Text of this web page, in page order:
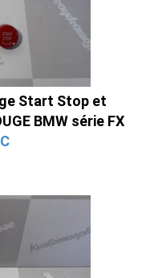
Start Stop et
BMW série FX